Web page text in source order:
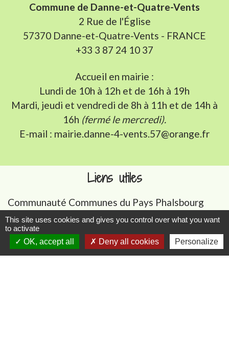
Commune de Danne-et-Quatre-Vents
2 Rue de l'Église
57370 Danne-et-Quatre-Vents - FRANCE
+33 3 87 24 10 37
Accueil en mairie :
Lundi de 10h à 12h et de 16h à 19h
Mardi, jeudi et vendredi de 8h à 11h et de 14h à
16h (fermé le mercredi).
E-mail : mairie.danne-4-vents.57@orange.fr
Liens utiles
Communauté Communes du Pays Phalsbourg
Pôle Déchets du Pays de Sarrebourg
Conseil départemental de la Moselle (57)
Service-public.fr
Conseil régional du Grand Est
This site uses cookies and gives you control over what you want
to activate
OK, accept all
Deny all cookies Personalize